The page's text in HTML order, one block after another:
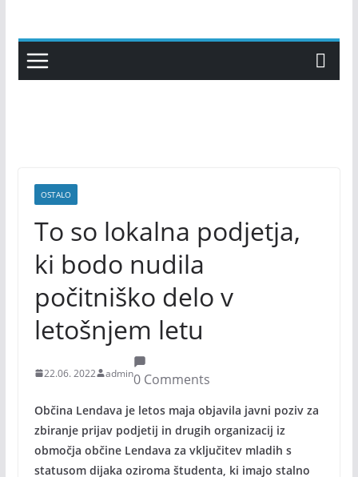
content
OSTALO
To so lokalna podjetja,
ki bodo nudila
počitniško delo v
letošnjem letu
22.06. 2022 admin0 Comments
Občina Lendava je letos maja objavila javni poziv za
zbiranje prijav podjetij in drugih organizacij iz
območja občine Lendava za vključitev mladih s
statusom dijaka oziroma študenta, ki imajo stalno